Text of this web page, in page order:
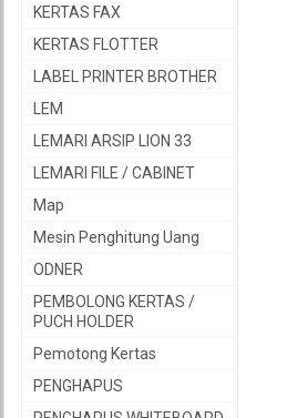
KERTAS FAX
KERTAS FLOTTER
LABEL PRINTER BROTHER
LEM
LEMARI ARSIP LION 33
LEMARI FILE / CABINET
Map
Mesin Penghitung Uang
ODNER
PEMBOLONG KERTAS /
PUCH HOLDER
Pemotong Kertas
PENGHAPUS